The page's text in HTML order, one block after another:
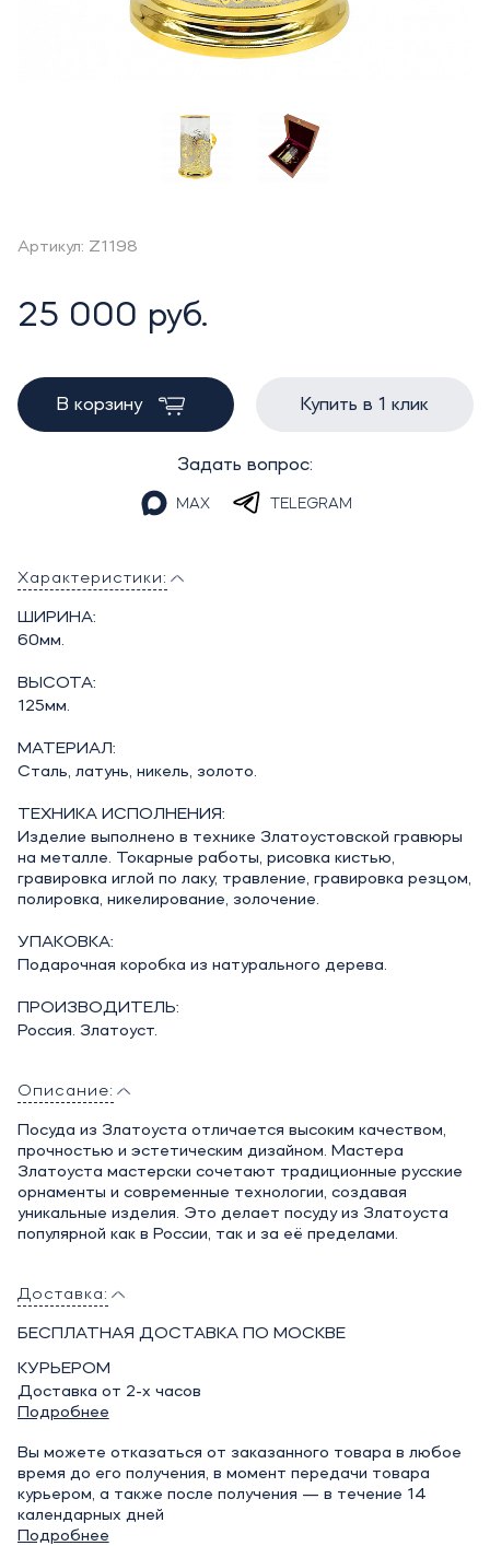
Артикул: Z1198
25 000 руб.
В корзину Купить в 1 клик
Задать вопрос:
MAX TELEGRAM
Характеристики:
ШИРИНА:
60мм.
ВЫСОТА:
125мм.
МАТЕРИАЛ:
Сталь, латунь, никель, золото.
ТЕХНИКА ИСПОЛНЕНИЯ:
Изделие выполнено в технике Златоустовской гравюры
на металле. Токарные работы, рисовка кистью,
гравировка иглой по лаку, травление, гравировка резцом,
полировка, никелирование, золочение.
УПАКОВКА:
Подарочная коробка из натурального дерева.
ПРОИЗВОДИТЕЛЬ:
Россия. Златоуст.
Описание:
Посуда из Златоуста отличается высоким качеством,
прочностью и эстетическим дизайном. Мастера
Златоуста мастерски сочетают традиционные русские
орнаменты и современные технологии, создавая
уникальные изделия. Это делает посуду из Златоуста
популярной как в России, так и за её пределами.
Доставка:
БЕСПЛАТНАЯ ДОСТАВКА ПО МОСКВЕ
КУРЬЕРОМ
Доставка от 2-х часов
Подробнее
Вы можете отказаться от заказанного товара в любое
время до его получения, в момент передачи товара
курьером, а также после получения — в течение 14
календарных дней
Подробнее